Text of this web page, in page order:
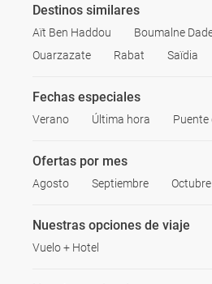
Destinos similares
Aït Ben Haddou Boumalne
Ouarzazate
Rabat Saïdia
Fechas especiales
Verano Última hora Puente
Ofertas por mes
Agosto Septiembre Octubre
Nuestras opciones de viaje
Vuelo + Hotel